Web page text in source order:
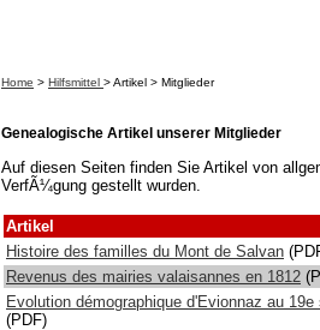
Home > Hilfsmittel > Artikel > Mitglieder
Genealogische Artikel unserer Mitglieder
Auf diesen Seiten finden Sie Artikel von
VerfÃ¼gung gestellt wurden.
Artikel
Histoire des familles du Mont de Salvan
Revenus des mairies valaisannes en 1812
Evolution démographique d'Evionnaz au 19e
(PDF)